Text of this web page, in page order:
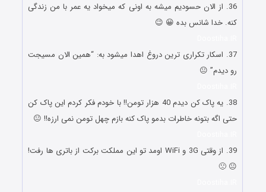
36. از الان حسودیم میشه به اونی که میخواد یه عمر با من زندگی
کنه. خدا شانس بده 😀 😉
37. اسکار تکراری ترین دروغ اهدا میشود به: “همین الان مسیجت
رو دیدم” 😐
38. یه پاک کن دیدم 40 هزار تومن!! با خودم فکر کردم این پاک کن
حتی اگه بتونه خاطرات بدمو پاک کنه بازم چهل تومن نمی ارزه!! 😐
39. از وقتی 3G و WiFi اومد تو این مملکت برکت از باتری ها رفت!
😐 🙁